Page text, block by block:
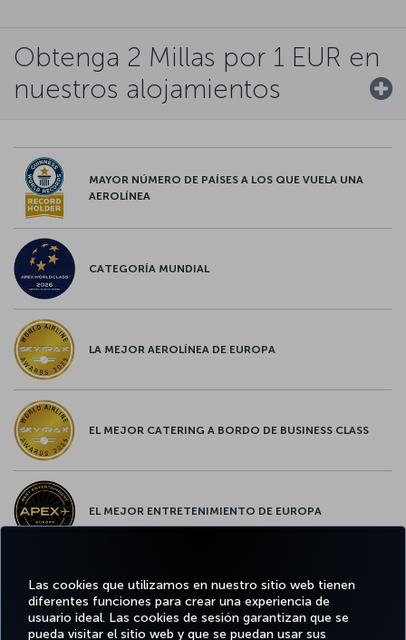
Las cookies que utilizamos en nuestro sitio web tienen
diferentes funciones para crear una experiencia de
usuario ideal. Las cookies de sesión garantizan que se
pueda visitar el sitio web y que se puedan usar sus
Obtenga 2 Millas por 1 EUR en
nuestros alojamientos
MAYOR NÚMERO DE PAÍSES A LOS QUE VUELA UNA
AEROLÍNEA
CATEGORÍA MUNDIAL
LA MEJOR AEROLÍNEA DE EUROPA
EL MEJOR CATERING A BORDO DE BUSINESS CLASS
EL MEJOR ENTRETENIMIENTO DE EUROPA
EL MEJOR WIFI DE EUROPA